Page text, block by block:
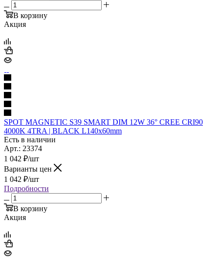
В корзину
Акция
SPOT MAGNETIC S39 SMART DIM 12W 36° CREE CRI90
4000K 4TRA | BLACK L140x60mm
Есть в наличии
Арт.: 23374
1 042 ₽/шт
Варианты цен
1 042 ₽/шт
Подробности
В корзину
Акция